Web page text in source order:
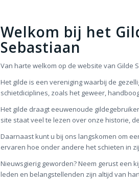
Welkom bij het
Sebastiaan
Van harte welkom op de website van Gilde
Het gilde is een vereniging waarbij de
schietdiciplines, zoals het geweer,
Het gilde draagt eeuwenoude
site staat veel te lezen over onze historie,
Daarnaast kunt u bij ons langskomen om
ervaren hoe onder andere het schieten in
Nieuwsgierig geworden? Neem gerust een
leden en belangstellenden zijn altijd van